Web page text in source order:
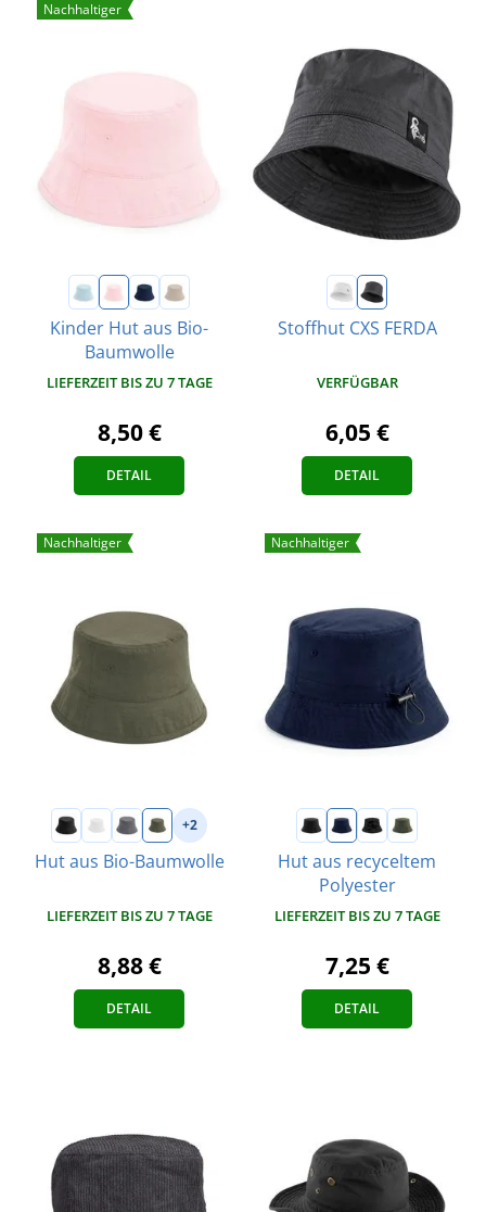
Nachhaltiger
Kinder Hut aus Bio-
Baumwolle
LIEFERZEIT BIS ZU 7 TAGE
8,50 €
DETAIL
Stoffhut CXS FERDA
VERFÜGBAR
6,05 €
DETAIL
Nachhaltiger
+2
Hut aus Bio-Baumwolle
LIEFERZEIT BIS ZU 7 TAGE
8,88 €
DETAIL
Nachhaltiger
Hut aus recyceltem
Polyester
LIEFERZEIT BIS ZU 7 TAGE
7,25 €
DETAIL